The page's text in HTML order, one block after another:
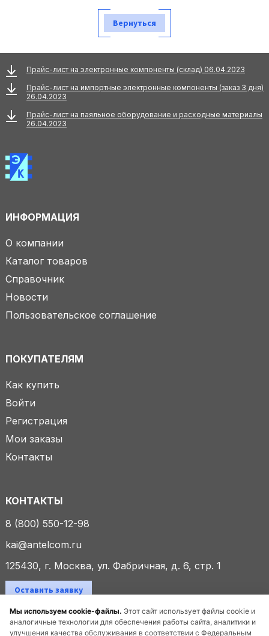
Мы используем cookie-файлы. Этот сайт использует файлы cookie и
аналогичные технологии для обеспечения работы сайта, аналитики и
улучшения качества обслуживания в соответствии с Федеральным
Вернуться
Прайс-лист на электронные компоненты (склад) 06.04.2023
Прайс-лист на импортные электронные компоненты (заказ 3 дня)
26.04.2023
Прайс-лист на паяльное оборудование и расходные материалы
26.04.2023
ИНФОРМАЦИЯ
О компании
Каталог товаров
Справочник
Новости
Пользовательское соглашение
ПОКУПАТЕЛЯМ
Как купить
Войти
Регистрация
Мои заказы
Контакты
КОНТАКТЫ
8 (800) 550-12-98
kai@antelcom.ru
125430, г. Москва, ул. Фабричная, д. 6, стр. 1
Оставить заявку